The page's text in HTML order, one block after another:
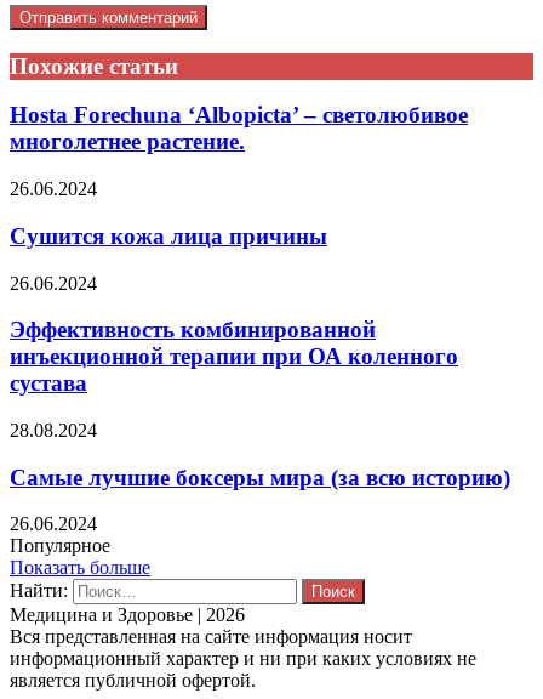
Похожие статьи
Hosta Forechuna ‘Albopicta’ – светолюбивое
многолетнее растение.
26.06.2024
Сушится кожа лица причины
26.06.2024
Эффективность комбинированной
инъекционной терапии при ОА коленного
сустава
28.08.2024
Самые лучшие боксеры мира (за всю историю)
26.06.2024
Популярное
Показать больше
Найти:
Медицина и Здоровье | 2026
Вся представленная на сайте информация носит
информационный характер и ни при каких условиях не
является публичной офертой.